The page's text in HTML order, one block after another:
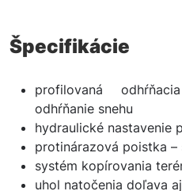
Špecifikácie
profilovaná
odhŕňanie snehu
hydraulické nastavenie
protinárazová poistka –
systém kopírovania
uhol natočenia doľava